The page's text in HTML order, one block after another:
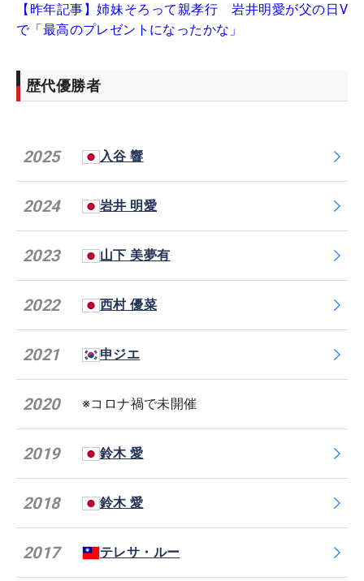
【昨年記事】姉妹そろって親孝行 岩井明愛が父の日V
で「最高のプレゼントになったかな」
歴代優勝者
2025 入谷 響
2024 岩井 明愛
2023 山下 美夢有
2022 西村 優菜
2021 申ジエ
2020 ※コロナ禍で未開催
2019 鈴木 愛
2018 鈴木 愛
2017 テレサ・ルー